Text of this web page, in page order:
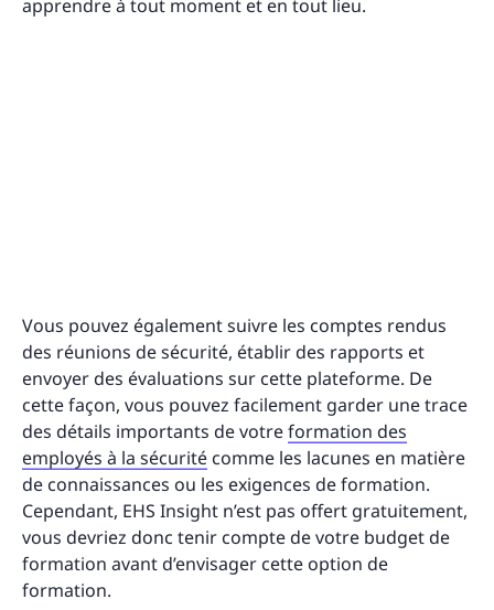
apprendre à tout moment et en tout lieu.
Vous pouvez également suivre les comptes rendus
des réunions de sécurité, établir des rapports et
envoyer des évaluations sur cette plateforme. De
cette façon, vous pouvez facilement garder une trace
des détails importants de votreformation des
employés à la sécurité comme les lacunes en matière
de connaissances ou les exigences de formation.
Cependant, EHS Insight n’est pas offert gratuitement,
vous devriez donc tenir compte de votre budget de
formation avant d’envisager cette option de
formation.